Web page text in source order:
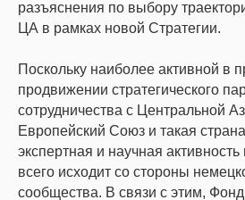
разъяснения по выбору
ЦА в рамках новой Стратегии.
Поскольку наиболее активной в
продвижении стратегического
сотрудничества с Центральной
Европейский Союз и такая
экспертная и научная
всего исходит со стороны
сообщества. В связи с этим,